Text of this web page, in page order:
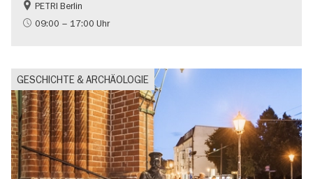
NS-Geschichte
PETRI Berlin
09:00 – 17:00 Uhr
GESCHICHTE & ARCHÄOLOGIE